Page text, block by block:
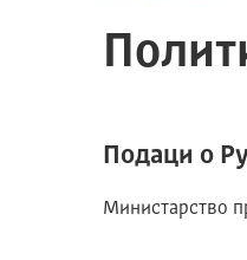
CTRL+ за
Изаберите
Подаци о
Министарство